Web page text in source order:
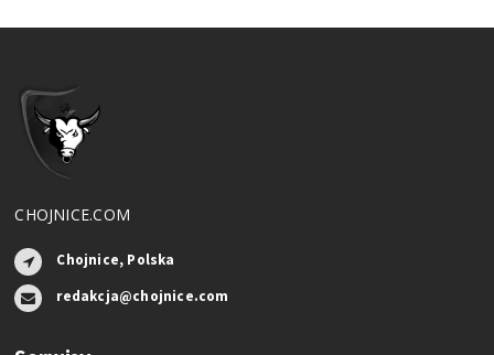
CHOJNICE.COM
Chojnice, Polska
redakcja@chojnice.com